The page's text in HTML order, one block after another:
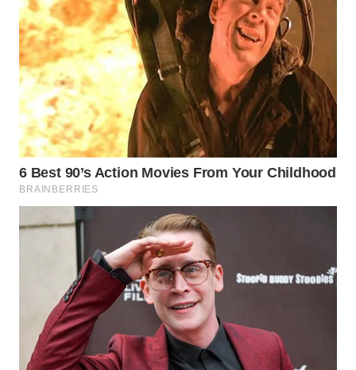
TINGGI
WN
PAKPAK
WN
KARAWANG
WN
BEKASI
WN
DEPOK
WN
TAPANULI